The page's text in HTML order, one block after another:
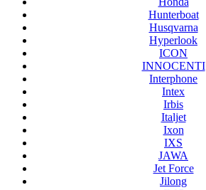
Hunterboat
Husqvarna
Hyperlook
ICON
INNOCENTI
Interphone
Intex
Irbis
Italjet
Ixon
IXS
JAWA
Jet Force
Jilong